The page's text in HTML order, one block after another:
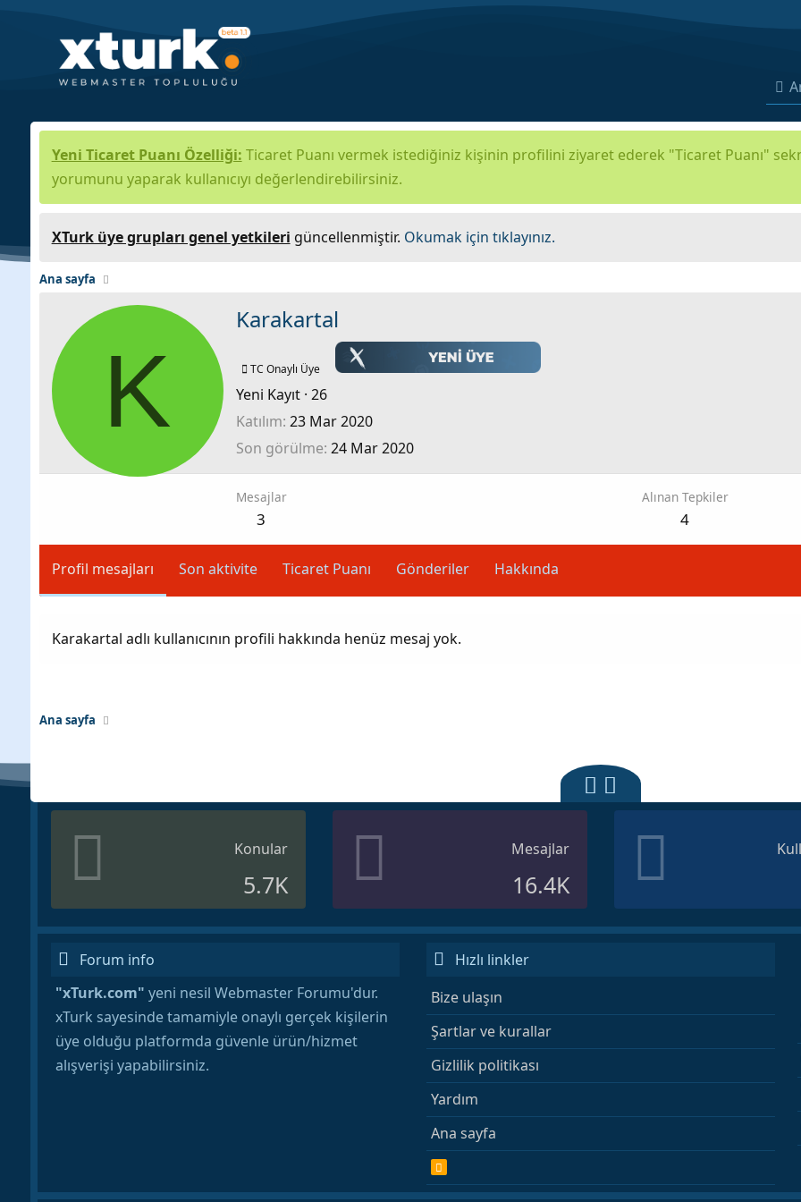
Yeni Ticaret Puanı Özelliği: Ticaret Puanı vermek istediğiniz kişinin profilini ziyaret ederek "Ticaret Puanı"
yorumunu yaparak kullanıcıyı değerlendirebilirsiniz.
XTurk üye grupları genel yetkileri güncellenmiştir. Okumak için tıklayınız.
Ana sayfa
K
Karakartal
TC Onaylı Üye
Yeni Kayıt · 26
Katılım 23 Mar 2020
Son görülme 24 Mar 2020
Mesajlar
3
Alınan Tepkiler
4
Profil mesajları Son aktivite Ticaret Puanı Gönderiler Hakkında
Karakartal adlı kullanıcının profili hakkında henüz mesaj yok.
Ana sayfa
Konular
5.7K
Mesajlar
16.4K
Forum info
"xTurk.com" yeni nesil Webmaster Forumu'dur.
xTurk sayesinde tamamiyle onaylı gerçek kişilerin
üye olduğu platformda güvenle ürün/hizmet
alışverişi yapabilirsiniz.
Hızlı linkler
Bize ulaşın
Şartlar ve kurallar
Gizlilik politikası
Yardım
Ana sayfa
R
S
S